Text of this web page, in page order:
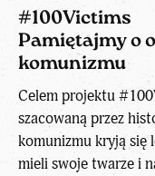
#100Victims
Pamiętajmy o
komunizmu
Celem projektu
szacowaną przez
komunizmu kryją się
mieli swoje twarze i